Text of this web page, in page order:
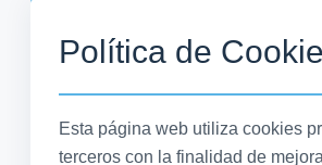
Política de
Esta página web utiliza cookies
terceros con la finalidad de